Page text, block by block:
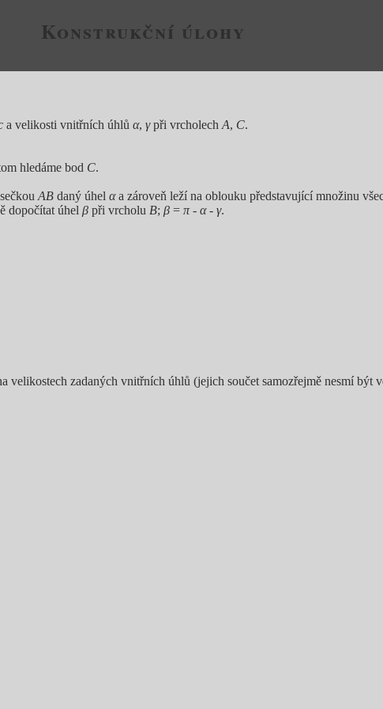
Konstrukční úlohy
a velikosti vnitřních úhlů α, γpři vrcholech A, C.
hledáme bod C.
AB daný úhel αa zároveň leží na oblouku představující množinu
dopočítat úhel β při vrcholu B; β = π- α- γ.
velikostech zadaných vnitřních úhlů (jejich součet samozřejmě nesmí být